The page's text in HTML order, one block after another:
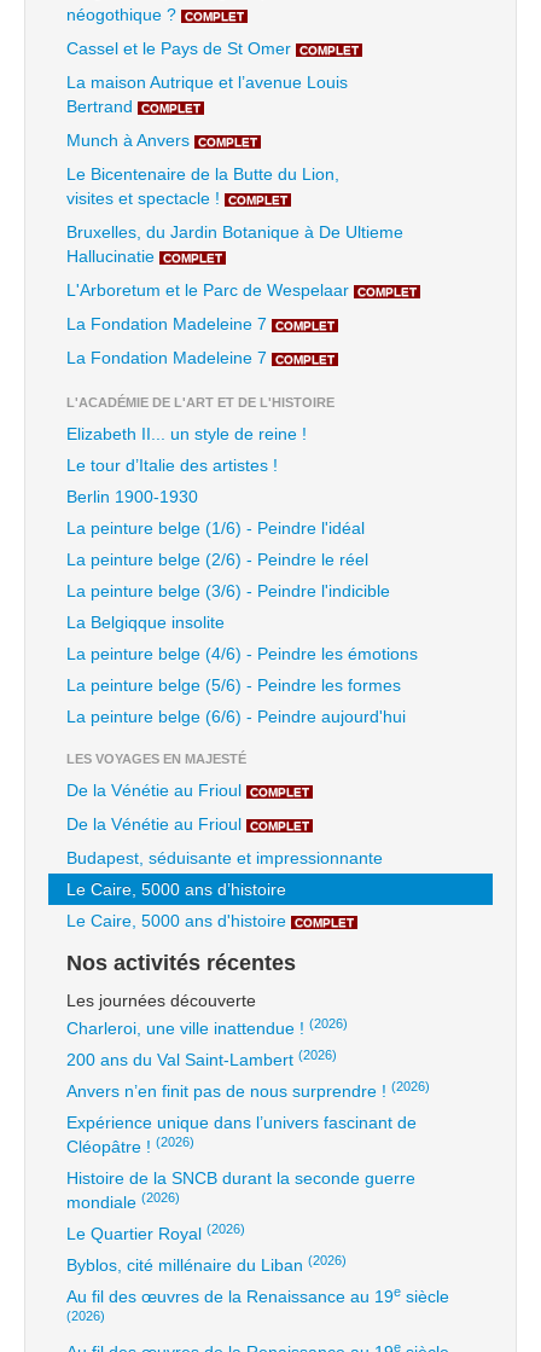
néogothique ? COMPLET
Cassel et le Pays de St Omer COMPLET
La maison Autrique et l’avenue Louis
Bertrand
COMPLET
Munch à Anvers COMPLET
Le Bicentenaire de la Butte du Lion,
visites et spectacle !
COMPLET
Bruxelles, du Jardin Botanique à De Ultieme
Hallucinatie
COMPLET
L'Arboretum et le Parc de Wespelaar COMPLET
La Fondation Madeleine 7 COMPLET
La Fondation Madeleine 7 COMPLET
L'ACADÉMIE DE L'ART ET DE L'HISTOIRE
Elizabeth II... un style de reine !
Le tour d’Italie des artistes !
Berlin 1900-1930
La peinture belge (1/6) - Peindre l'idéal
La peinture belge (2/6) - Peindre le réel
La peinture belge (3/6) - Peindre l'indicible
La Belgiqque insolite
La peinture belge (4/6) - Peindre les émotions
La peinture belge (5/6) - Peindre les formes
La peinture belge (6/6) - Peindre aujourd'hui
LES VOYAGES EN MAJESTÉ
De la Vénétie au Frioul COMPLET
De la Vénétie au Frioul COMPLET
Budapest, séduisante et impressionnante
Le Caire, 5000 ans d’histoire
Le Caire, 5000 ans d'histoire
COMPLET
Nos activités récentes
Les journées découverte
Charleroi, une ville inattendue ! (2026)
200 ans du Val Saint-Lambert (2026)
Anvers n’en finit pas de nous surprendre ! (2026)
Expérience unique dans l’univers fascinant de
Cléopâtre ! (2026)
Histoire de la SNCB durant la seconde guerre
mondiale (2026)
Le Quartier Royal (2026)
Byblos, cité millénaire du Liban (2026)
Au fil des œuvres de la Renaissance au 19e siècle
(2026)
e